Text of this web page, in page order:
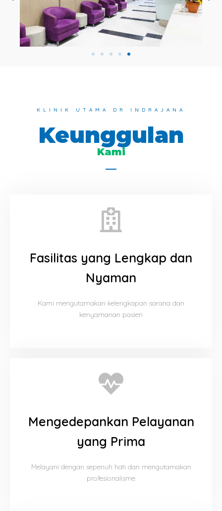
KLINIK UTAMA DR INDRAJANA
Keunggulan
Kami
Fasilitas yang Lengkap dan
Nyaman
Kami mengutamakan kelengkapan sarana dan
kenyamanan pasien
Mengedepankan Pelayanan
yang Prima
Melayani dengan sepenuh hati dan mengutamakan
profesionalisme